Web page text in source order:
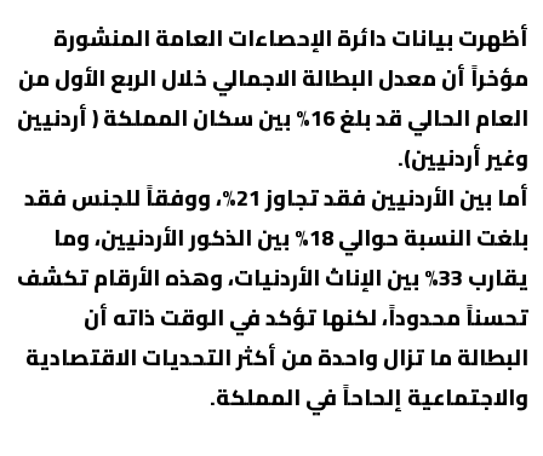
أظهرت بيانات دائرة الإحصاءات العامة المنشورة
مؤخراً أن معدل البطالة الاجمالي خلال الربع الأول من
العام الحالي قد بلغ 16% بين سكان المملكة ( أردنيين
وغير أردنيين).
أما بين الأردنيين فقد تجاوز 21%، ووفقاً للجنس فقد
بلغت النسبة حوالي 18% بين الذكور الأردنيين، وما
يقارب 33% بين الإناث الأردنيات، وهذه الأرقام تكشف
تحسناً محدوداً، لكنها تؤكد في الوقت ذاته أن
البطالة ما تزال واحدة من أكثر التحديات الاقتصادية
والاجتماعية إلحاحاً في المملكة.